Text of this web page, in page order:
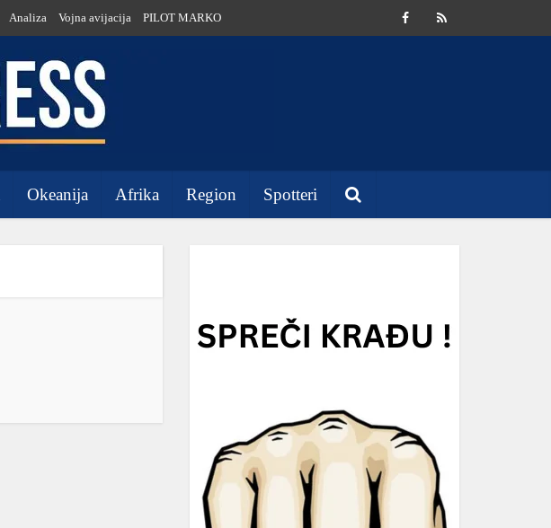
Analiza Vojna avijacija PILOT MARKO
Okeanija Afrika Region Spotteri